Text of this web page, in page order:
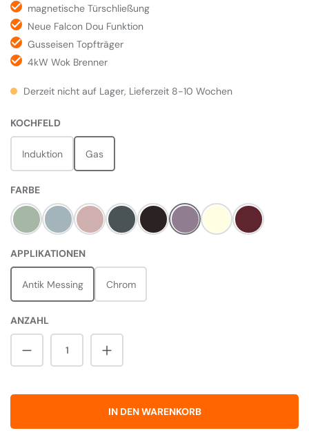
magnetische Türschließung
Neue Falcon Dou Funktion
Gusseisen Topfträger
4kW Wok Brenner
Derzeit nicht auf Lager, Lieferzeit 8-10 Wochen
KOCHFELDAUSWÄHLEN
Induktion Gas
FARBEAUSWÄHLEN
Mint Misty BluePale Pink Slate Black Heather Pale CreamBordeaux Rot
APPLIKATIONENAUSWÄHLEN
Antik Messing Chrom
ANZAHL
Produkt Anzahl: Gib den gewünschten
IN DEN WARENKORB